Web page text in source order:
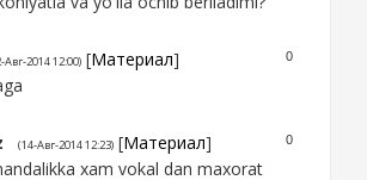
0
Авг-2014 12:00) [Материал]
0
(14-Авг-2014 12:23) [Материал]
xam vokal dan maxorat